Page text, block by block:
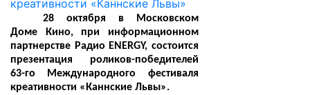
28 октября в Московском
Доме Кино, при информационном
партнерстве Радио ENERGY, состоится
презентация роликов-победителей
63-го Международного фестиваля
креативности «Каннские Львы».